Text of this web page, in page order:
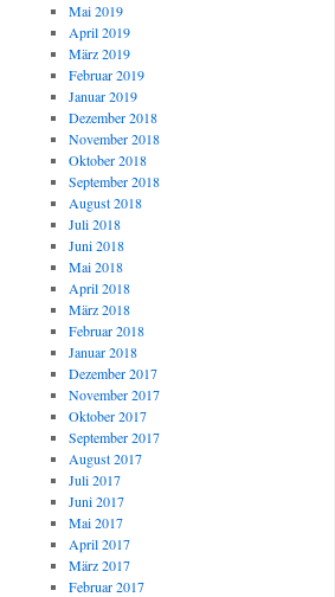
Mai 2019
April 2019
März 2019
Februar 2019
Januar 2019
Dezember 2018
November 2018
Oktober 2018
September 2018
August 2018
Juli 2018
Juni 2018
Mai 2018
April 2018
März 2018
Februar 2018
Januar 2018
Dezember 2017
November 2017
Oktober 2017
September 2017
August 2017
Juli 2017
Juni 2017
Mai 2017
April 2017
März 2017
Februar 2017